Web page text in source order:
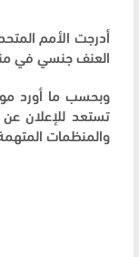
أدرجت الأمم
العنف جنسي في
وبحسب ما أورد
تستعد للإعلان
والمنظمات